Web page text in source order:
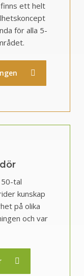
ett helt
för alla 5-
tal
kunskap
på olika
och var